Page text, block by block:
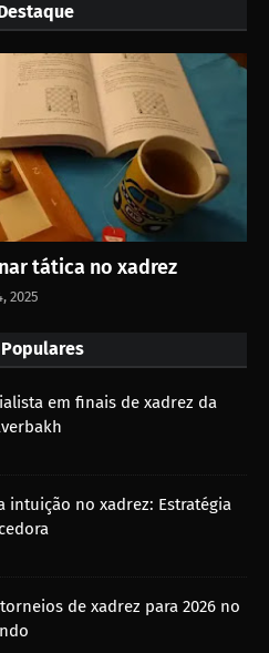
tática no xadrez
2025
em finais de xadrez da
intuição no xadrez: Estratégia
de xadrez para 2026 no